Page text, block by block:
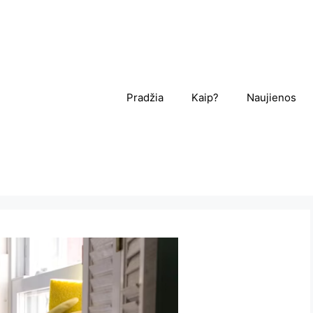
Pradžia Kaip? Naujienos